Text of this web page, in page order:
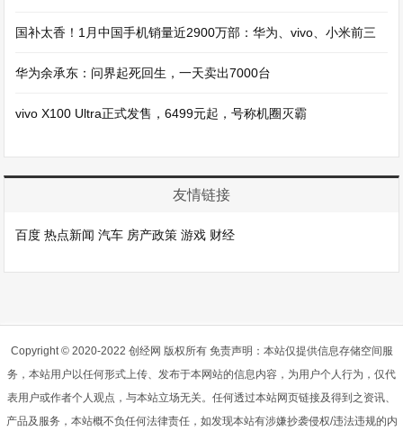
国补太香！1月中国手机销量近2900万部：华为、vivo、小米前三
华为余承东：问界起死回生，一天卖出7000台
vivo X100 Ultra正式发售，6499元起，号称机圈灭霸
友情链接
百度 热点新闻 汽车 房产政策 游戏 财经
Copyright © 2020-2022 创经网 版权所有 免责声明：本站仅提供信息存储空间服
务，本站用户以任何形式上传、发布于本网站的信息内容，为用户个人行为，仅代
表用户或作者个人观点，与本站立场无关。任何透过本站网页链接及得到之资讯、
产品及服务，本站概不负任何法律责任，如发现本站有涉嫌抄袭侵权/违法违规的内